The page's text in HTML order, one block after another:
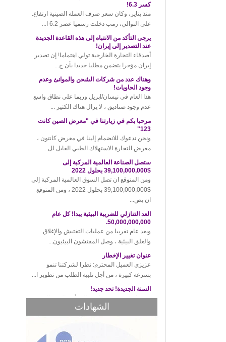
على التوالي، رمب دخلت رسميا عصر 6.2 ا...
يرجى التأكد من الانتباه إلى هذه القاعدة الجديدة
عند التصدير إلى إيران!
أصدقاء التجارة الخارجية تولي اهتماما! إن تصدير
إيران مؤخرا يتضمن مطلبا جديدا بأن ج...
وهناك عدد من شركات الشحن والموانئ وعدم
وجود الحاويات!
هذا العام في نيسان/ابريل وربما علي نطاق واسع
عدم وجود صناديق ، لا يزال هناك الكثير ...
مرحبا بكم في زيارتنا في "معرض الصين كانت
123"
ونحن ندعوك للانضمام إلينا في معرض كانتون ،
معرض التجارة الاستهلاك الطبي القابل لل...
ستصل الصناعة العالمية المركبة إلى
$39,100,000,000 بحلول 2022
ومن المتوقع ان تصل السوق العالمية المركبة إلى
ان يص...
العد التنازلي للضريبة البيئية يبدا! كل عام
50,000,000,000.
وبعد عام تقريبا من عمليات التفتيش والإغلاق
والغلق البيئية ، وصل المفتشون البيئيون...
عنوان تغيير الإخطار
عزيزي العميل المحترم: نظرا لشركتنا تنمو
بسرعة كبيرة ، من أجل تلبية الطلب من تطوير ا...
السنة الجديدة! تحد جديد!
منذ عام 2018 وقد جاء عطلة رأس السنة الصينية
الجديدة، وقد تم إغلاق مكتبنا مؤقتا من 12 إ...
قواعد جديدة للجمارك التايلاندية! سوف الحكمة
طفيف يؤدي إلى غرامات عالية!
أحدث اللوائح، وجميع الواردات والص...
الشهادات